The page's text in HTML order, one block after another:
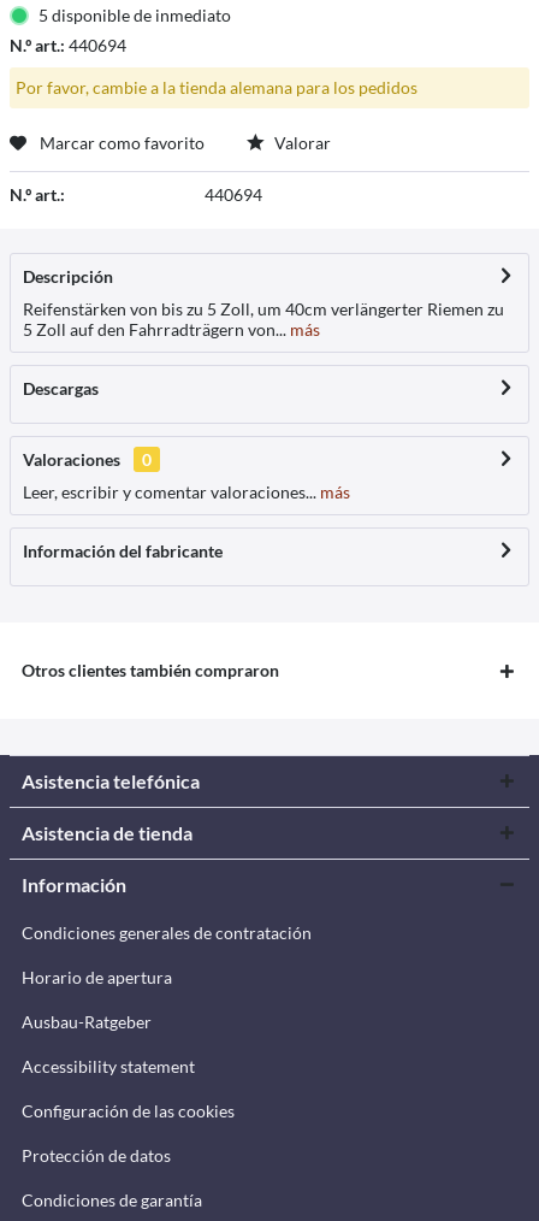
5 disponible de inmediato
N.º art.: 440694
Por favor, cambie a la tienda alemana para los pedidos
Marcar como favorito Valorar
N.º art.: 440694
Descripción
Reifenstärken von bis zu 5 Zoll, um 40cm verlängerter Riemen zu
5 Zoll auf den Fahrradträgern von... más
Descargas
Valoraciones
0
Leer, escribir y comentar valoraciones... más
Información del fabricante
Otros clientes también compraron
Asistencia telefónica
Asistencia de tienda
Información
Condiciones generales de contratación
Horario de apertura
Ausbau-Ratgeber
Accessibility statement
Configuración de las cookies
Protección de datos
Condiciones de garantía